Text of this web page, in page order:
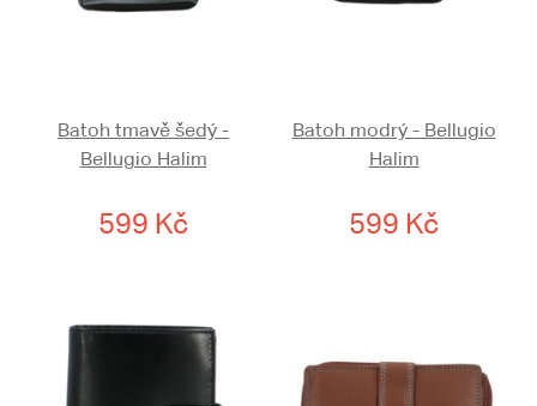
Batoh tmavě šedý -
Bellugio Halim
599 Kč
Batoh modrý - Bellugio
Halim
599 Kč